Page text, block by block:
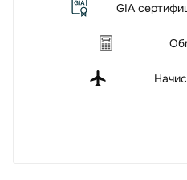
GIA